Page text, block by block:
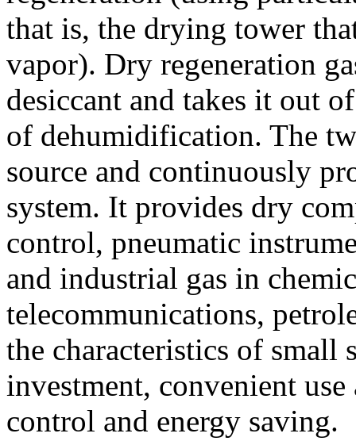
that is, the drying tower
vapor). Dry regeneration
desiccant and takes it out
of dehumidification. The
source and continuously
system. It provides dry
control, pneumatic
and industrial gas in
telecommunications,
the characteristics of small
investment, convenient
control and energy saving.